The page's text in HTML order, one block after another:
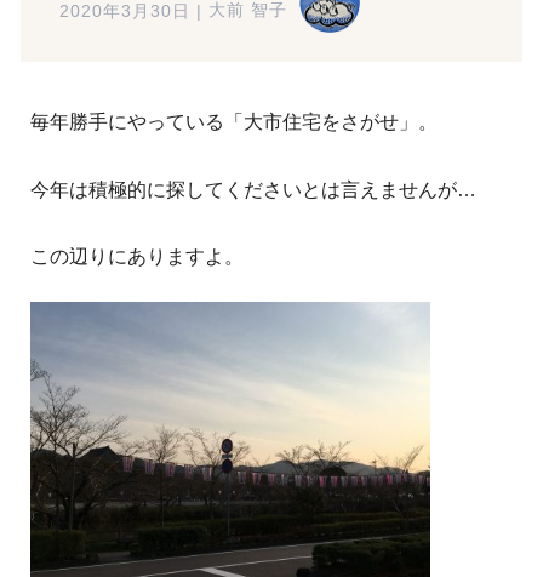
2020年3月30日 | 大前 智子
毎年勝手にやっている「大市住宅をさがせ」。
今年は積極的に探してくださいとは言えませんが…
この辺りにありますよ。